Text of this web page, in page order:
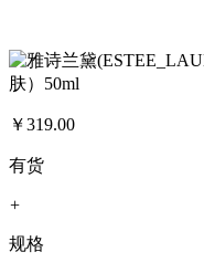
￥319.00
有货
+
规格